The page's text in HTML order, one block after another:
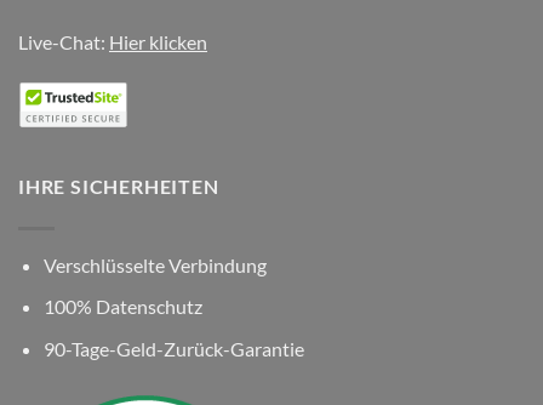
Live-Chat: Hier klicken
IHRE SICHERHEITEN
Verschlüsselte Verbindung
100% Datenschutz
90-Tage-Geld-Zurück-Garantie